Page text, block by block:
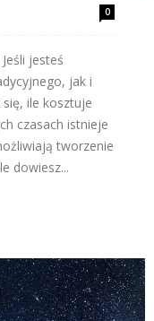
0
jesteś
jak i
ile kosztuje
czasach istnieje
tworzenie
dowiesz...